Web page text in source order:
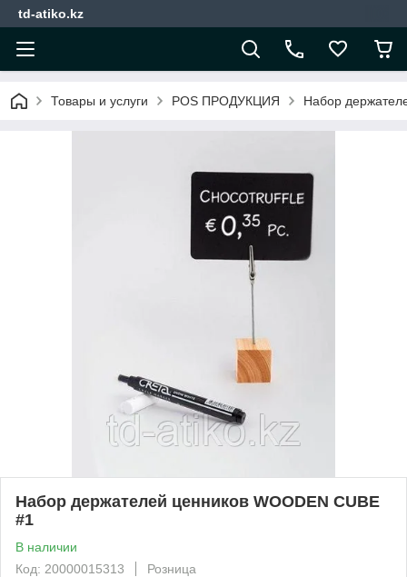
td-atiko.kz
Товары и услуги POS ПРОДУКЦИЯ Набор
Набор держателей ценников WOODEN CUBE
#1
В наличии
Код: 20000015313
Розница